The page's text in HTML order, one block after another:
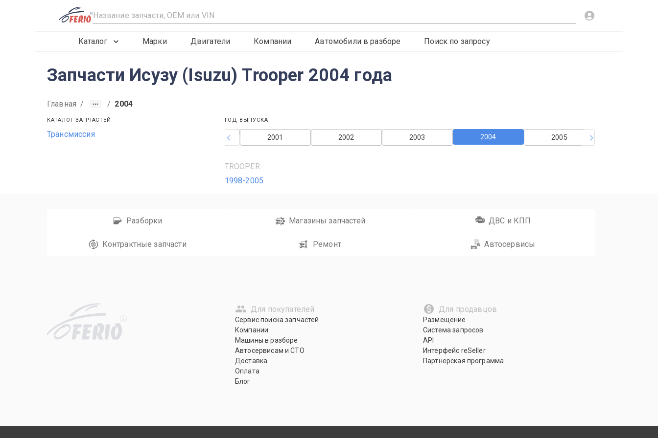
R
Каталог Марки Двигатели Компании Автомобили в разборе Поиск по запросу
Запчасти Исузу (Isuzu) Trooper 2004 года
Главная / / 2004
КАТАЛОГ ЗАПЧАСТЕЙ
Трансмиссия
ГОД ВЫПУСКА
2005
2004
2003
2002
2001
1998
TROOPER
1998-2005
Разборки Магазины запчастей ДВС и КПП
Контрактные запчасти Ремонт Автосервисы
R
Для покупателей
Сервис поиска запчастей
Компании
Машины в разборе
Автосервисам и СТО
Доставка
Оплата
Блог
Для продавцов
Размещение
Система запросов
API
Интерфейс reSeller
Партнерская программа